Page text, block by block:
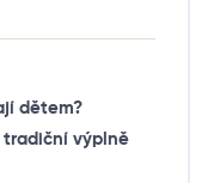
dětem?
tradiční výplně